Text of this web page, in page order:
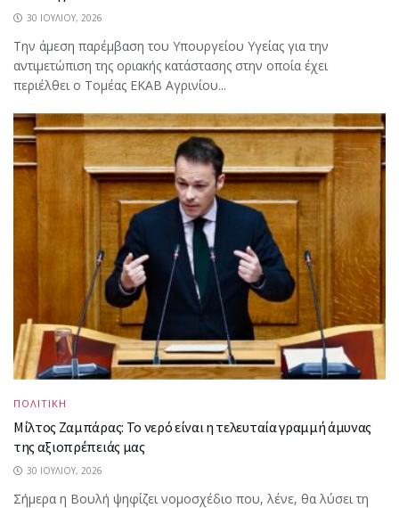
30 ΙΟΥΛΊΟΥ, 2026
Την άμεση παρέμβαση του Υπουργείου Υγείας για την
αντιμετώπιση της οριακής κατάστασης στην οποία έχει
περιέλθει ο Τομέας ΕΚΑΒ Αγρινίου...
ΠΟΛΙΤΙΚΗ
Μίλτος Ζαμπάρας: Το νερό είναι η τελευταία γραμμή άμυνας
της αξιοπρέπειάς μας
30 ΙΟΥΛΊΟΥ, 2026
Σήμερα η Βουλή ψηφίζει νομοσχέδιο που, λένε, θα λύσει τη